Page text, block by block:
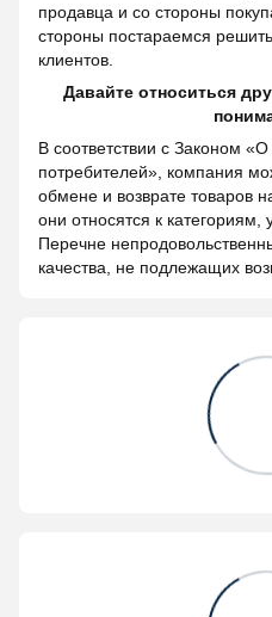
продавца и со стороны
стороны постараемся
клиентов.
Давайте относиться
В соответствии с Законом
потребителей», компания
обмене и возврате товаров
они относятся к
Перечне
качества, не подлежащих